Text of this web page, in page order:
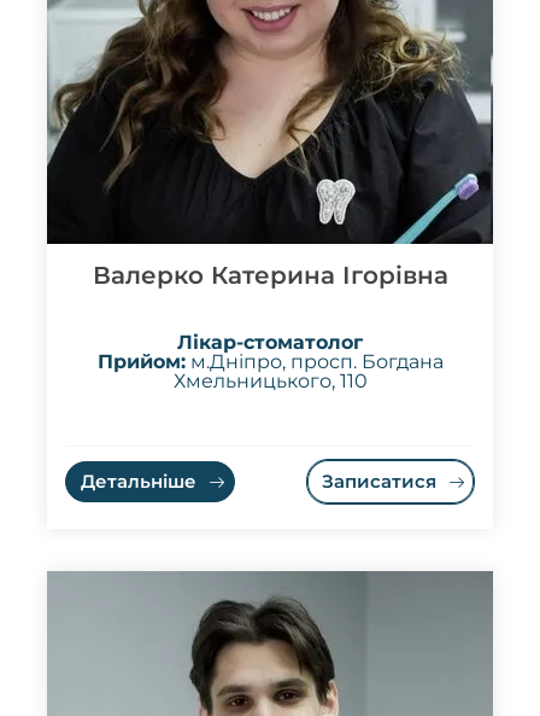
Валерко Катерина Ігорівна
Лікар-стоматолог
Прийом:м.Дніпро, просп. Богдана
Хмельницького, 110
Детальніше Записатися